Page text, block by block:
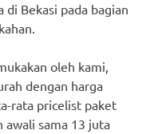
Bekasi pada bagian
oleh kami,
dengan harga
rata pricelist paket
awali sama 13 juta